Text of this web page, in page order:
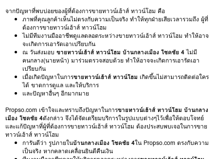
จากปัญหาที่พบบ่อยของผู้ที่ต้องการขายทาวน์เฮ้าส์ ทาวน์โฮม คือ
ภาพที่คุณลูกค้าเห็นไม่ตรงกับความเป็นจริง ทำให้ทุกฝ่ายเสียเวลารวมถึง ผู้ที่
ต้องการขายทาวน์เฮ้าส์ ทาวน์โฮม
ไม่มีทีมงานมืออาชีพดูแลตลอดระหว่างขายทาวน์เฮ้าส์ ทาวน์โฮม ทำให้อาจ
จะเกิดการเอารัดเอาเปรียบกัน
ณ วันส่งมอบขายทาวน์เฮ้าส์ ทาวน์โฮม บ้านกลางเมือง โชคชัย 4ไม่มี
คนกลาง(นายหน้า) มาร่วมตรวจสอบด้วย ทำให้อาจจะเกิดการเอารัดเอา
เปรียบกัน
เมื่อเกิดปัญหาในการขายทาวน์เฮ้าส์ ทาวน์โฮม เกิดขึ้นไม่สามารถติดต่อใคร
ได้ ขาดการดูแล และให้บริการ
และปัญหาอื่นๆ อีกมากมาย
Propso.com เข้าใจและทราบถึงปัญหาในการขายทาวน์เฮ้าส์ ทาวน์โฮม บ้านกลาง
เมือง โชคชัย 4ดังกล่าว จึงได้จัดเตรียมบริการในรูปแบบต่างๆไว้เพื่อให้ตอบโจทย์
และแก้ปัญหาที่ผู้ที่ต้องการขายทาวน์เฮ้าส์ ทาวน์โฮม ต้องประสบพบเจอในการขาย
ทาวน์เฮ้าส์ ทาวน์โฮม
การันตีว่า รูปภายในบ้านกลางเมือง โชคชัย 4ใน Propso.com ตรงกับความ
เป็นจริง หากคลาดเคลื่อนยินดีคืนเงิน